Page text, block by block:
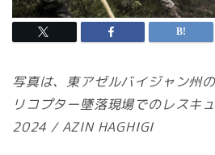
写真は、東アゼルバイジャン州
リコプター墜落現場でのレスキ
2024 / AZIN HAGHIGI